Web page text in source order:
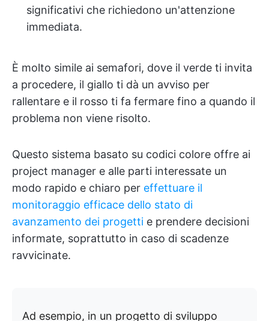
significativi che richiedono un'attenzione
immediata.
È molto simile ai semafori, dove il verde ti invita
a procedere, il giallo ti dà un avviso per
rallentare e il rosso ti fa fermare fino a quando il
problema non viene risolto.
Questo sistema basato su codici colore offre ai
project manager e alle parti interessate un
modo rapido e chiaro per effettuare il
monitoraggio efficace dello stato di
avanzamento dei progetti e prendere decisioni
informate, soprattutto in caso di scadenze
ravvicinate.
Ad esempio, in un progetto di sviluppo